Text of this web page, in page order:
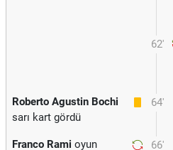
62'
64'
Roberto Agustin Bochi
sarı kart gördü
66'
Franco Rami oyun